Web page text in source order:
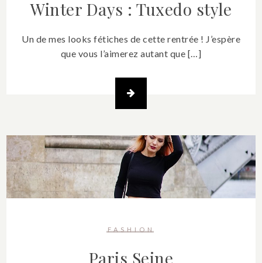
Winter Days : Tuxedo style
Un de mes looks fétiches de cette rentrée ! J’espère
que vous l’aimerez autant que […]
FASHION
Paris Seine